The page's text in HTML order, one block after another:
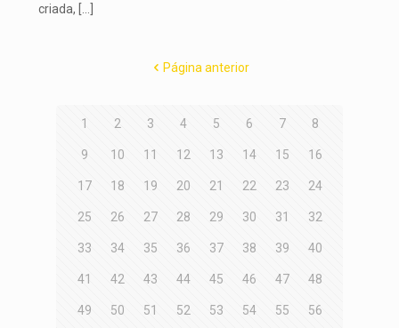
criada, […]
Página anterior
1 2 3 4 5 6 7 8
9 10 11 12 13 14 15 16
17 18 19 20 21 22 23 24
25 26 27 28 29 30 31 32
33 34 35 36 37 38 39 40
41 42 43 44 45 46 47 48
49 50 51 52 53 54 55 56